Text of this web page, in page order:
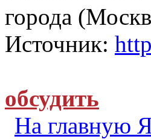
города
Источник:
обсудить
На главную